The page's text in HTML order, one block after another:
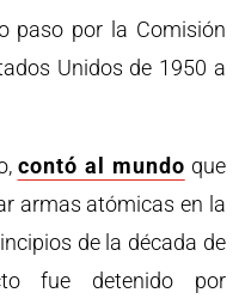
paso por la Comisión
Unidos de 1950 a
contó al mundo que
armas atómicas en la
de la década de
fue detenido por